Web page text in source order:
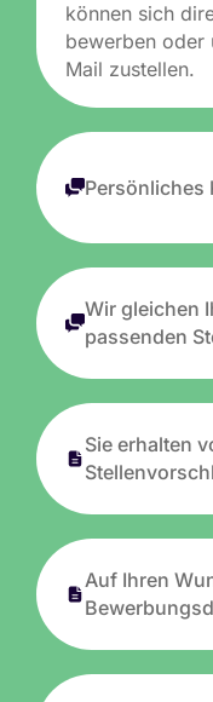
können sich
bewerben oder
Mail zustellen.
Persönliches
Wir gleichen
passenden
Sie erhalten
Auf Ihren